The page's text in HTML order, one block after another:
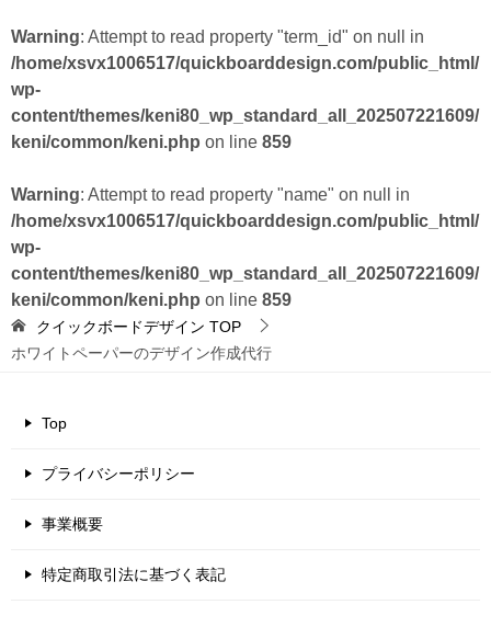
Warning: Attempt to read property "term_id" on null in
/home/xsvx1006517/quickboarddesign.com/public_html/
wp-
content/themes/keni80_wp_standard_all_202507221609/
keni/common/keni.php on line 859
Warning: Attempt to read property "name" on null in
/home/xsvx1006517/quickboarddesign.com/public_html/
wp-
content/themes/keni80_wp_standard_all_202507221609/
keni/common/keni.php on line 859
クイックボードデザイン TOP
ホワイトペーパーのデザイン作成代行
Top
プライバシーポリシー
事業概要
特定商取引法に基づく表記